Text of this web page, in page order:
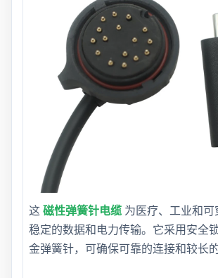
这 磁性弹簧针电缆 为医疗、工业和
稳定的数据和电力传输。它采用安全
金弹簧针，可确保可靠的连接和较长